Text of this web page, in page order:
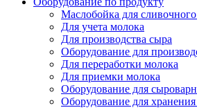
Маслобойка для
Для учета молока
Для производства сыра
Оборудование для
Для переработки молока
Для приемки молока
Оборудование для
Оборудование для